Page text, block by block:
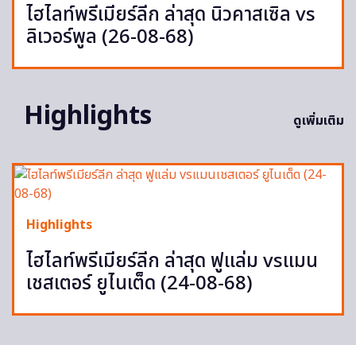
ไฮไลท์พรีเมียร์ลีก ล่าสุด นิวคาสเซิล vs
ลิเวอร์พูล (26-08-68)
Highlights ดูเพิ่มเติม
Highlights
ไฮไลท์พรีเมียร์ลีก ล่าสุด ฟูแล่ม vsแมน
เชสเตอร์ ยูไนเต็ด (24-08-68)